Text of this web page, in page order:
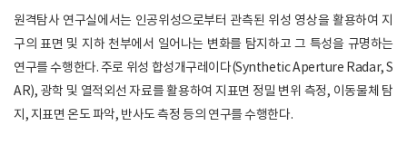
원격탐사 연구실에서는 인공위성으로부터 관측된 위성 영상을 활용하여 지
구의 표면 및 지하 천부에서 일어나는 변화를 탐지하고 그 특성을 규명하는
연구를 수행한다. 주로 위성 합성개구레이다(Synthetic Aperture Radar, S
AR), 광학 및 열적외선 자료를 활용하여 지표면 정밀 변위 측정, 이동물체 탐
지, 지표면 온도 파악, 반사도 측정 등의 연구를 수행한다.